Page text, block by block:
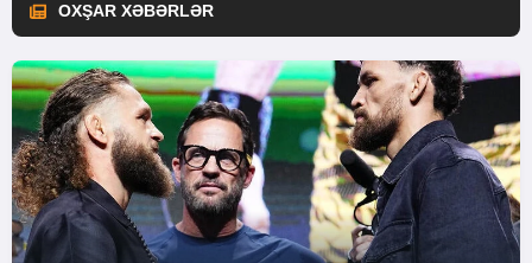
OXŞAR XƏBƏRLƏR